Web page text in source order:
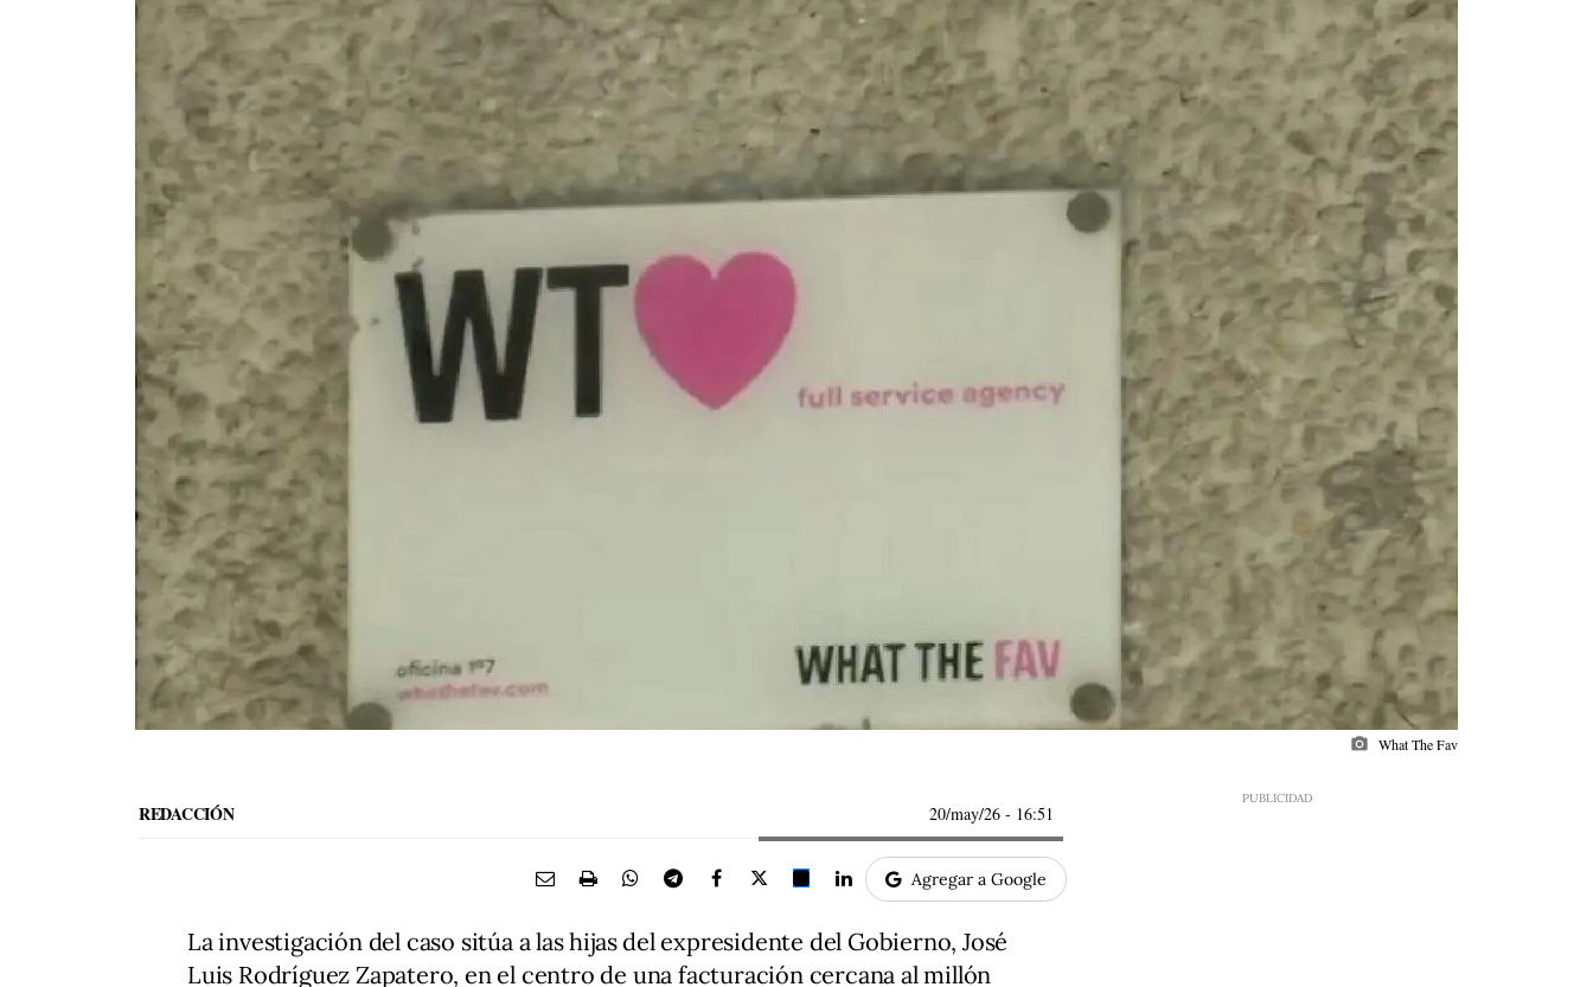
photo_camera What The Fav
REDACCIÓN 20/may/26 - 16:51
Agregar a Google
La investigación del caso sitúa a las hijas del expresidente del Gobierno, José
Luis Rodríguez Zapatero, en el centro de una facturación cercana al millón